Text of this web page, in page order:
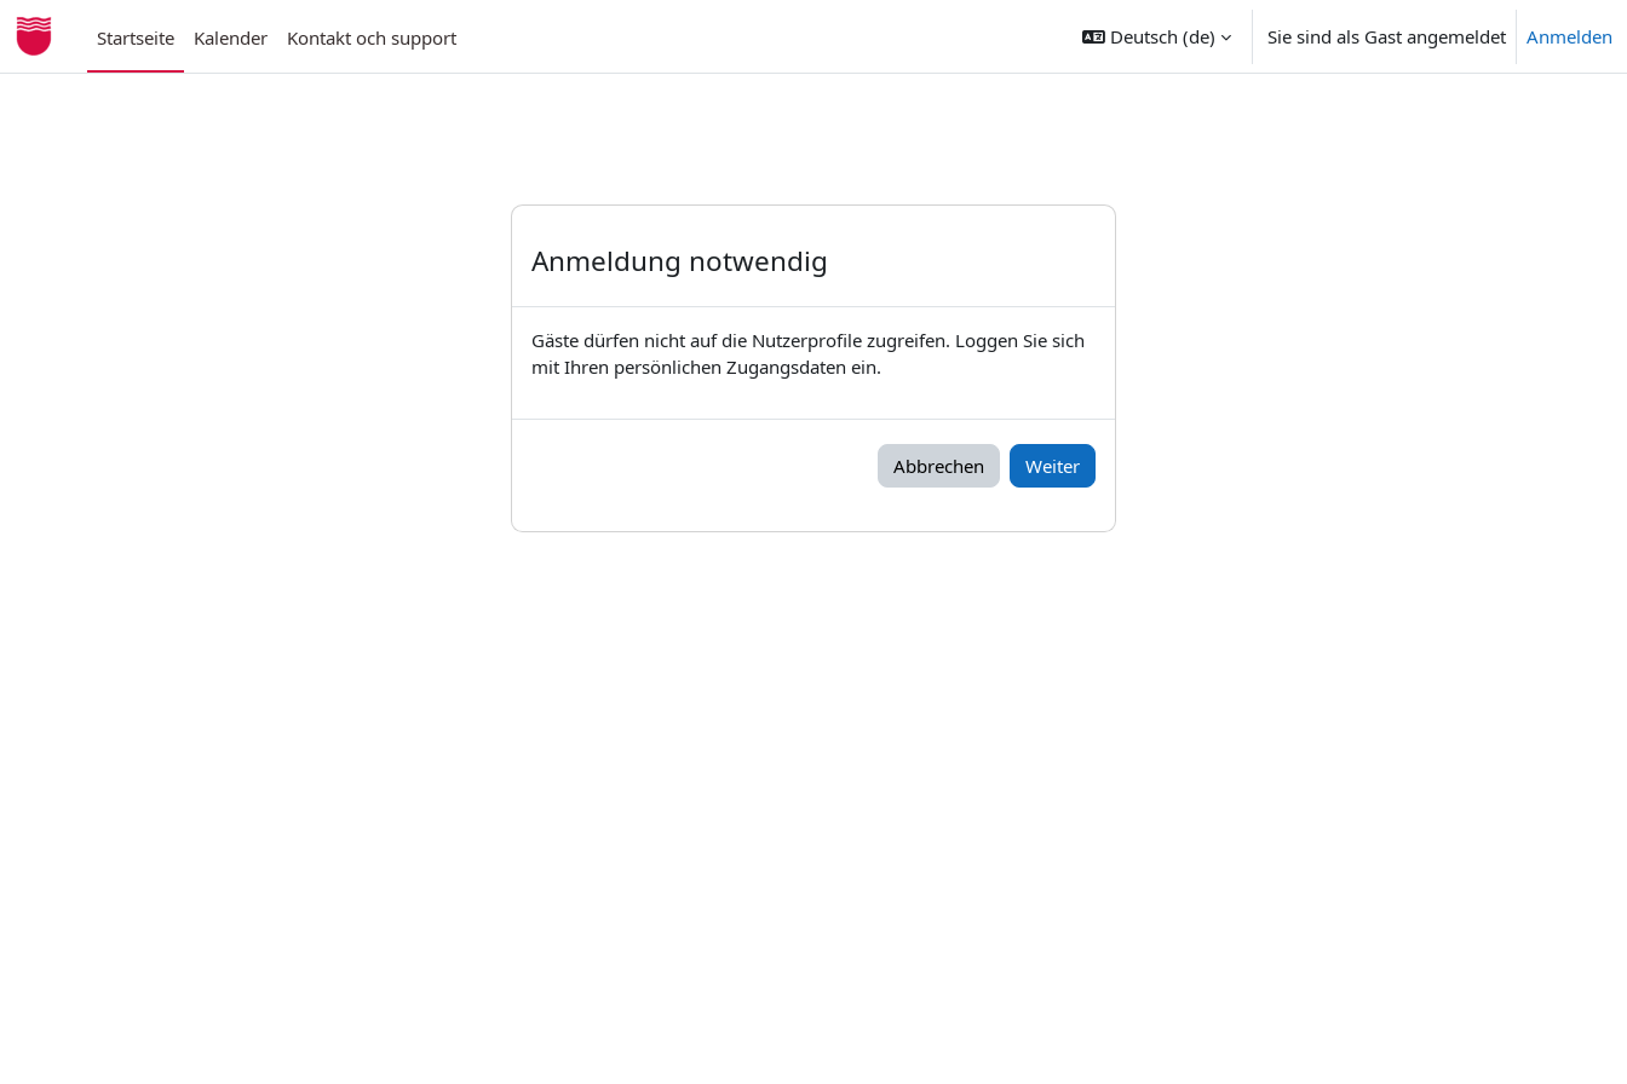
Zum Hauptinhalt
Startseite
Kalender Kontakt och support Deutsch ‎(de)‎ Sie sind als Gast angemeldet Anmelden
Anmeldung notwendig
Gäste dürfen nicht auf die Nutzerprofile zugreifen. Loggen Sie sich
mit Ihren persönlichen Zugangsdaten ein.
Abbrechen Weiter